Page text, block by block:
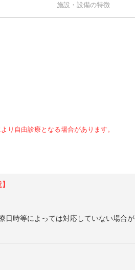
施設・設備の特徴
り自由診療となる場合があります。
日時等によっては対応していない場合が